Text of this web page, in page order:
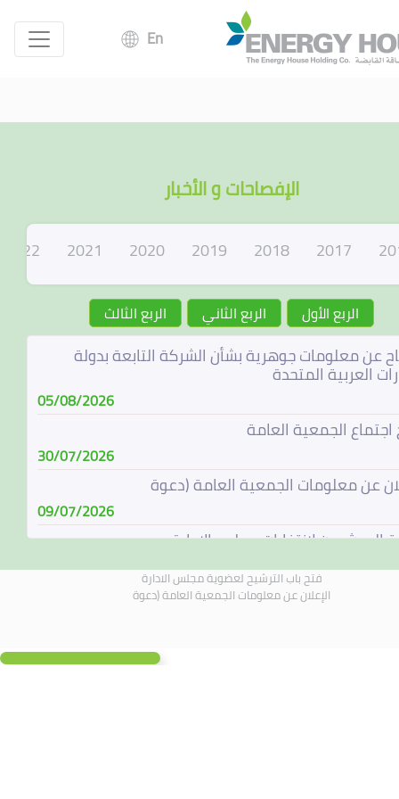
En
الإفصاحات و الأخبار
2017
2018
2019
2020
2021
2022
الربع الأول الربع الثاني الربع الثالث
عن معلومات جوهرية بشأن الشركة التابعة بدولة
العربية المتحدة
05/08/2026
اجتماع الجمعية العامة
30/07/2026
عن معلومات الجمعية العامة (دعوة
09/07/2026
المرشحين لإنتخابات مجلس الإدارة
08/07/2026
الترشيح لعضوية مجلس الادارة
فتح باب الترشيح لعضوية مجلس الادارة
الإعلان عن معلومات الجمعية العامة (دعوة